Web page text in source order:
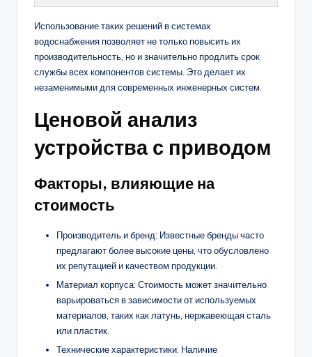
Использование таких решений в системах
водоснабжения позволяет не только повысить их
производительность, но и значительно продлить срок
службы всех компонентов системы. Это делает их
незаменимыми для современных инженерных систем.
Ценовой анализ
устройства с приводом
Факторы, влияющие на
стоимость
Производитель и бренд: Известные бренды часто
предлагают более высокие цены, что обусловлено
их репутацией и качеством продукции.
Материал корпуса: Стоимость может значительно
варьироваться в зависимости от используемых
материалов, таких как латунь, нержавеющая сталь
или пластик.
Технические характеристики: Наличие